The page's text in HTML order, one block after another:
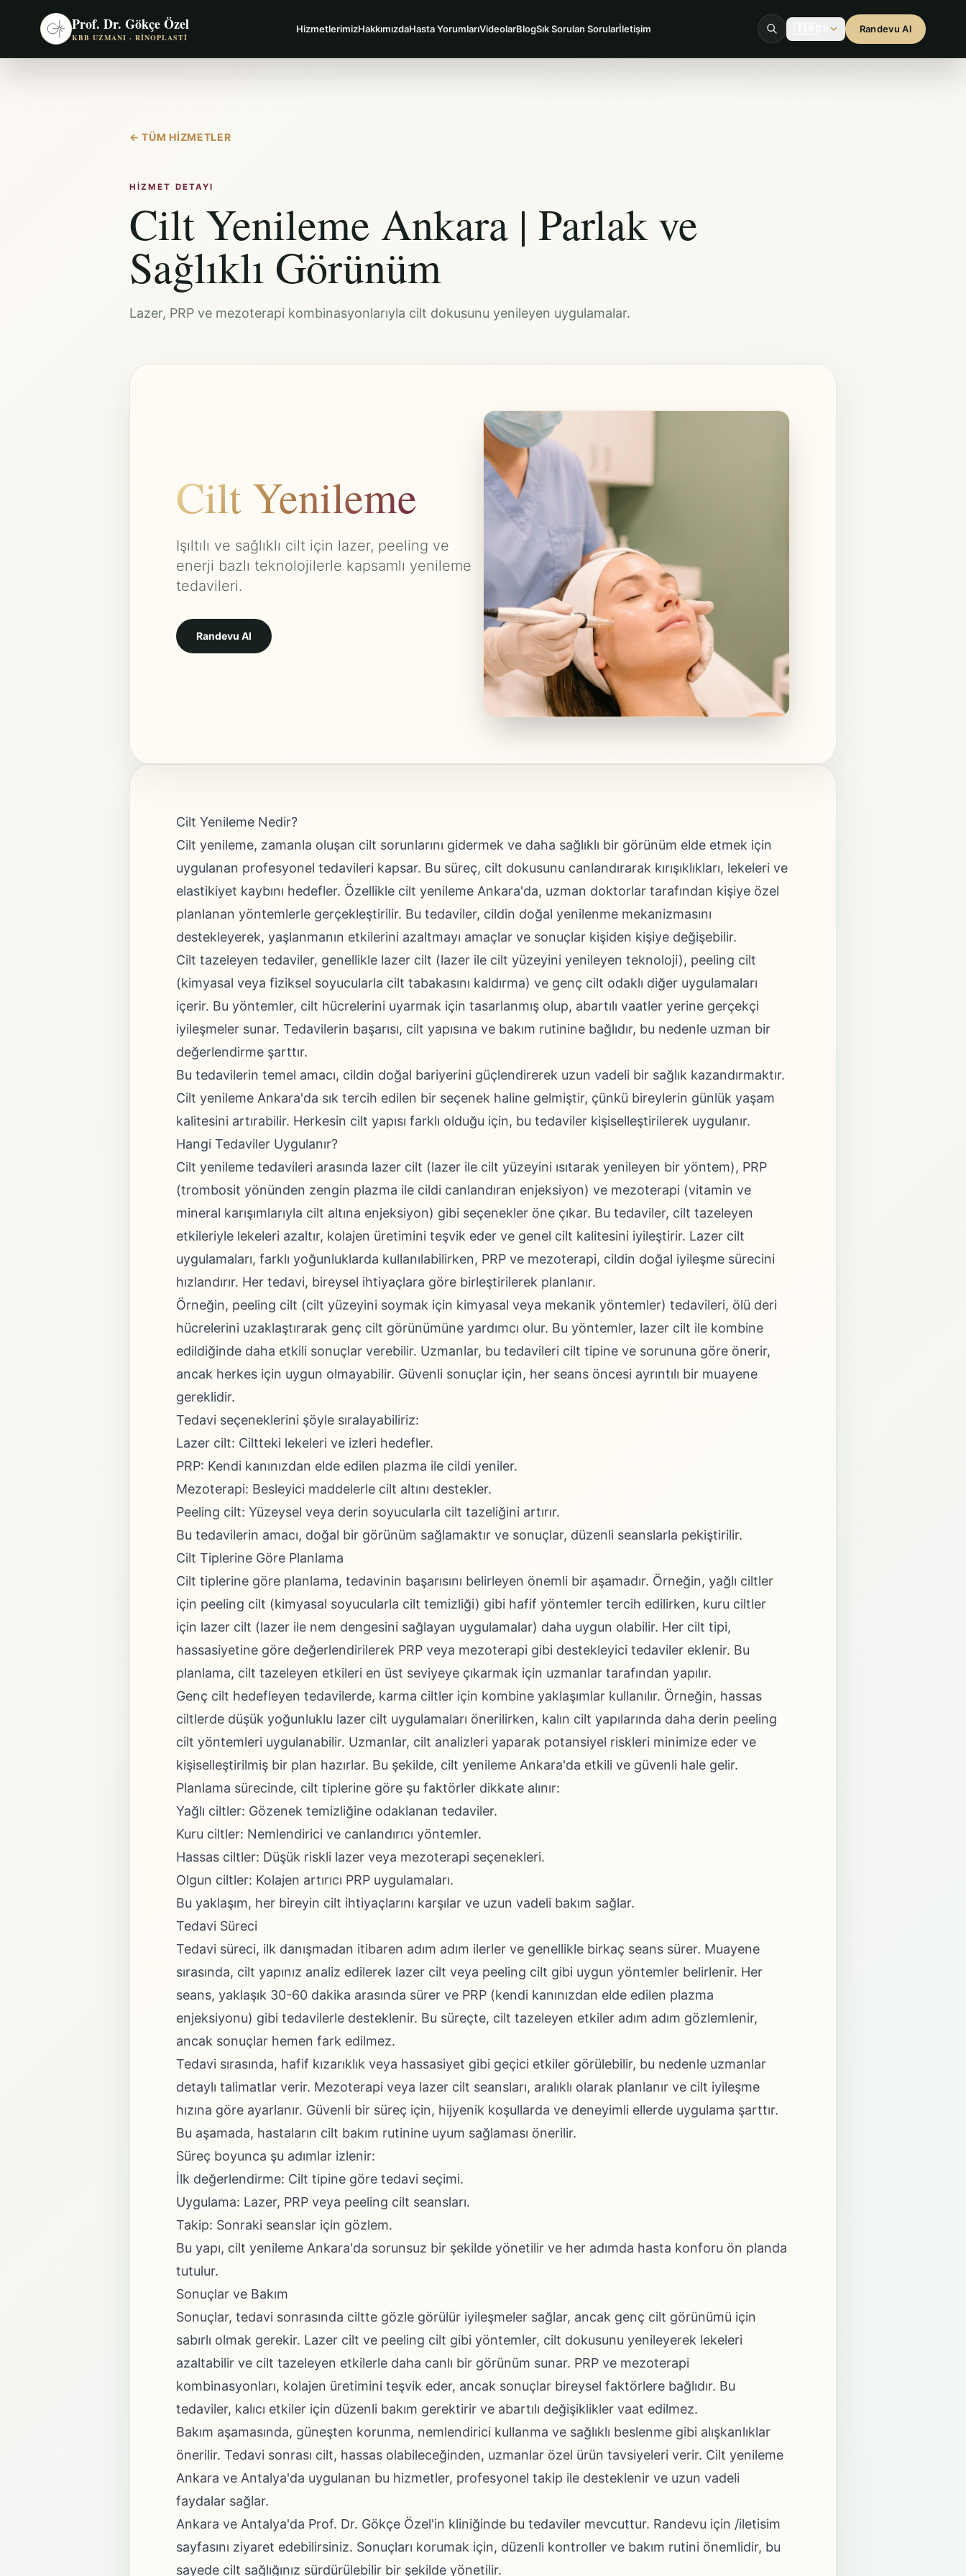
Prof. Dr. Gökçe Özel
KBB UZMANI · RINOPLASTI
HizmetlerimizHakkımızdaHasta YorumlarıVideolarBlogSık Sorulan Sorularİletişim Randevu Al
←TÜM HIZMETLER
HIZMET DETAYI
Cilt Yenileme Ankara | Parlak ve
Sağlıklı Görünüm
Lazer, PRP ve mezoterapi kombinasyonlarıyla cilt dokusunu yenileyen uygulamalar.
Cilt Yenileme
Işıltılı ve sağlıklı cilt için lazer, peeling ve
enerji bazlı teknolojilerle kapsamlı yenileme
tedavileri.
Randevu Al
Cilt Yenileme Nedir?
Cilt yenileme, zamanla oluşan cilt sorunlarını gidermek ve daha sağlıklı bir görünüm elde etmek için
uygulanan profesyonel tedavileri kapsar. Bu süreç, cilt dokusunu canlandırarak kırışıklıkları, lekeleri ve
elastikiyet kaybını hedefler. Özellikle cilt yenileme Ankara'da, uzman doktorlar tarafından kişiye özel
planlanan yöntemlerle gerçekleştirilir. Bu tedaviler, cildin doğal yenilenme mekanizmasını
destekleyerek, yaşlanmanın etkilerini azaltmayı amaçlar ve sonuçlar kişiden kişiye değişebilir.
Cilt tazeleyen tedaviler, genellikle lazer cilt (lazer ile cilt yüzeyini yenileyen teknoloji), peeling cilt
(kimyasal veya fiziksel soyucularla cilt tabakasını kaldırma) ve genç cilt odaklı diğer uygulamaları
içerir. Bu yöntemler, cilt hücrelerini uyarmak için tasarlanmış olup, abartılı vaatler yerine gerçekçi
iyileşmeler sunar. Tedavilerin başarısı, cilt yapısına ve bakım rutinine bağlıdır, bu nedenle uzman bir
değerlendirme şarttır.
Bu tedavilerin temel amacı, cildin doğal bariyerini güçlendirerek uzun vadeli bir sağlık kazandırmaktır.
Cilt yenileme Ankara'da sık tercih edilen bir seçenek haline gelmiştir, çünkü bireylerin günlük yaşam
kalitesini artırabilir. Herkesin cilt yapısı farklı olduğu için, bu tedaviler kişiselleştirilerek uygulanır.
Hangi Tedaviler Uygulanır?
Cilt yenileme tedavileri arasında lazer cilt (lazer ile cilt yüzeyini ısıtarak yenileyen bir yöntem), PRP
(trombosit yönünden zengin plazma ile cildi canlandıran enjeksiyon) ve mezoterapi (vitamin ve
mineral karışımlarıyla cilt altına enjeksiyon) gibi seçenekler öne çıkar. Bu tedaviler, cilt tazeleyen
etkileriyle lekeleri azaltır, kolajen üretimini teşvik eder ve genel cilt kalitesini iyileştirir. Lazer cilt
uygulamaları, farklı yoğunluklarda kullanılabilirken, PRP ve mezoterapi, cildin doğal iyileşme sürecini
hızlandırır. Her tedavi, bireysel ihtiyaçlara göre birleştirilerek planlanır.
Örneğin, peeling cilt (cilt yüzeyini soymak için kimyasal veya mekanik yöntemler) tedavileri, ölü deri
hücrelerini uzaklaştırarak genç cilt görünümüne yardımcı olur. Bu yöntemler, lazer cilt ile kombine
edildiğinde daha etkili sonuçlar verebilir. Uzmanlar, bu tedavileri cilt tipine ve sorununa göre önerir,
ancak herkes için uygun olmayabilir. Güvenli sonuçlar için, her seans öncesi ayrıntılı bir muayene
gereklidir.
Tedavi seçeneklerini şöyle sıralayabiliriz:
Lazer cilt: Ciltteki lekeleri ve izleri hedefler.
PRP: Kendi kanınızdan elde edilen plazma ile cildi yeniler.
Mezoterapi: Besleyici maddelerle cilt altını destekler.
Peeling cilt: Yüzeysel veya derin soyucularla cilt tazeliğini artırır.
Bu tedavilerin amacı, doğal bir görünüm sağlamaktır ve sonuçlar, düzenli seanslarla pekiştirilir.
Cilt Tiplerine Göre Planlama
Cilt tiplerine göre planlama, tedavinin başarısını belirleyen önemli bir aşamadır. Örneğin, yağlı ciltler
için peeling cilt (kimyasal soyucularla cilt temizliği) gibi hafif yöntemler tercih edilirken, kuru ciltler
için lazer cilt (lazer ile nem dengesini sağlayan uygulamalar) daha uygun olabilir. Her cilt tipi,
hassasiyetine göre değerlendirilerek PRP veya mezoterapi gibi destekleyici tedaviler eklenir. Bu
planlama, cilt tazeleyen etkileri en üst seviyeye çıkarmak için uzmanlar tarafından yapılır.
Genç cilt hedefleyen tedavilerde, karma ciltler için kombine yaklaşımlar kullanılır. Örneğin, hassas
ciltlerde düşük yoğunluklu lazer cilt uygulamaları önerilirken, kalın cilt yapılarında daha derin peeling
cilt yöntemleri uygulanabilir. Uzmanlar, cilt analizleri yaparak potansiyel riskleri minimize eder ve
kişiselleştirilmiş bir plan hazırlar. Bu şekilde, cilt yenileme Ankara'da etkili ve güvenli hale gelir.
Planlama sürecinde, cilt tiplerine göre şu faktörler dikkate alınır:
Yağlı ciltler: Gözenek temizliğine odaklanan tedaviler.
Kuru ciltler: Nemlendirici ve canlandırıcı yöntemler.
Hassas ciltler: Düşük riskli lazer veya mezoterapi seçenekleri.
Olgun ciltler: Kolajen artırıcı PRP uygulamaları.
Bu yaklaşım, her bireyin cilt ihtiyaçlarını karşılar ve uzun vadeli bakım sağlar.
Tedavi Süreci
Tedavi süreci, ilk danışmadan itibaren adım adım ilerler ve genellikle birkaç seans sürer. Muayene
sırasında, cilt yapınız analiz edilerek lazer cilt veya peeling cilt gibi uygun yöntemler belirlenir. Her
seans, yaklaşık 30-60 dakika arasında sürer ve PRP (kendi kanınızdan elde edilen plazma
enjeksiyonu) gibi tedavilerle desteklenir. Bu süreçte, cilt tazeleyen etkiler adım adım gözlemlenir,
ancak sonuçlar hemen fark edilmez.
Tedavi sırasında, hafif kızarıklık veya hassasiyet gibi geçici etkiler görülebilir, bu nedenle uzmanlar
detaylı talimatlar verir. Mezoterapi veya lazer cilt seansları, aralıklı olarak planlanır ve cilt iyileşme
hızına göre ayarlanır. Güvenli bir süreç için, hijyenik koşullarda ve deneyimli ellerde uygulama şarttır.
Bu aşamada, hastaların cilt bakım rutinine uyum sağlaması önerilir.
Süreç boyunca şu adımlar izlenir:
İlk değerlendirme: Cilt tipine göre tedavi seçimi.
Uygulama: Lazer, PRP veya peeling cilt seansları.
Takip: Sonraki seanslar için gözlem.
Bu yapı, cilt yenileme Ankara'da sorunsuz bir şekilde yönetilir ve her adımda hasta konforu ön planda
tutulur.
Sonuçlar ve Bakım
Sonuçlar, tedavi sonrasında ciltte gözle görülür iyileşmeler sağlar, ancak genç cilt görünümü için
sabırlı olmak gerekir. Lazer cilt ve peeling cilt gibi yöntemler, cilt dokusunu yenileyerek lekeleri
azaltabilir ve cilt tazeleyen etkilerle daha canlı bir görünüm sunar. PRP ve mezoterapi
kombinasyonları, kolajen üretimini teşvik eder, ancak sonuçlar bireysel faktörlere bağlıdır. Bu
tedaviler, kalıcı etkiler için düzenli bakım gerektirir ve abartılı değişiklikler vaat edilmez.
Bakım aşamasında, güneşten korunma, nemlendirici kullanma ve sağlıklı beslenme gibi alışkanlıklar
önerilir. Tedavi sonrası cilt, hassas olabileceğinden, uzmanlar özel ürün tavsiyeleri verir. Cilt yenileme
Ankara ve Antalya'da uygulanan bu hizmetler, profesyonel takip ile desteklenir ve uzun vadeli
faydalar sağlar.
Ankara ve Antalya'da Prof. Dr. Gökçe Özel'in kliniğinde bu tedaviler mevcuttur. Randevu için /iletisim
sayfasını ziyaret edebilirsiniz. Sonuçları korumak için, düzenli kontroller ve bakım rutini önemlidir, bu
sayede cilt sağlığınız sürdürülebilir bir şekilde yönetilir.